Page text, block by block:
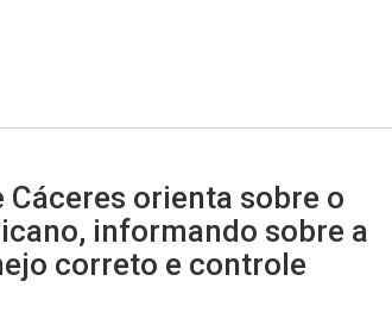
orienta sobre o
informando sobre a
correto e controle